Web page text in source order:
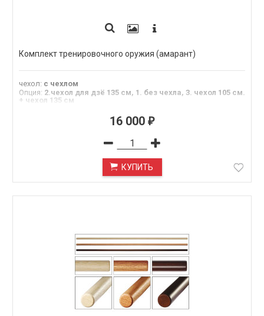
Комплект тренировочного оружия (амарант)
чехол: с чехлом
Опция: 2.чехол для дзё 135 см, 1. без чехла, 3. чехол 105 см.
+ чехол 135 см
16 000 ₽
КУПИТЬ